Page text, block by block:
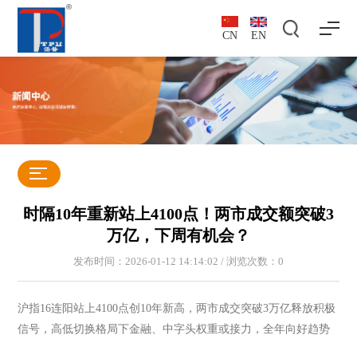
CN EN
时隔10年重新站上4100点！两市成交额突破3
万亿，下周有机会？
发布时间：2026-01-12 14:14:02 / 浏览次数： 0
沪指16连阳站上4100点创10年新高，两市成交突破3万亿释放积极
信号，高低切换格局下金融、中字头权重或接力，全年向好趋势